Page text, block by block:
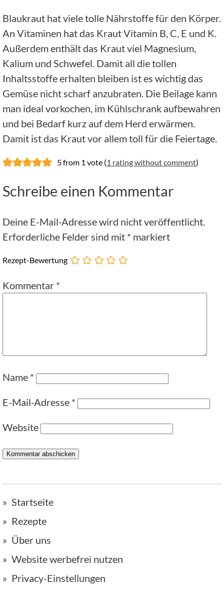
Blaukraut hat viele tolle Nährstoffe für den Körper.
An Vitaminen hat das Kraut Vitamin B, C, E und K.
Außerdem enthält das Kraut viel Magnesium,
Kalium und Schwefel. Damit all die tollen
Inhaltsstoffe erhalten bleiben ist es wichtig das
Gemüse nicht scharf anzubraten. Die Beilage kann
man ideal vorkochen, im Kühlschrank aufbewahren
und bei Bedarf kurz auf dem Herd erwärmen.
Damit ist das Kraut vor allem toll für die Feiertage.
5 from 1 vote (1 rating without comment)
Schreibe einen Kommentar
Deine E-Mail-Adresse wird nicht veröffentlicht.
Erforderliche Felder sind mit * markiert
Rezept-Bewertung
Kommentar *
Name *
E-Mail-Adresse *
Website
Startseite
Rezepte
Über uns
Website werbefrei nutzen
Privacy-Einstellungen